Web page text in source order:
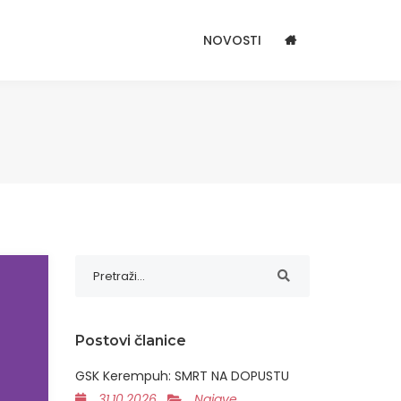
NOVOSTI
Postovi članice
GSK Kerempuh: SMRT NA DOPUSTU